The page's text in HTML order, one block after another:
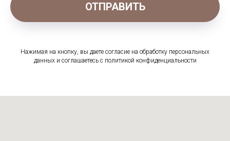
ОТПРАВИТЬ
Нажимая на кнопку, вы даете согласие на обработку персональных
данных и соглашаетесь c политикой конфиденциальности